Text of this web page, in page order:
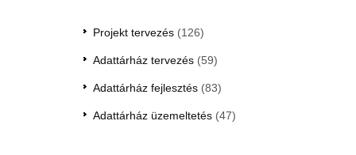
Projekt tervezés(126)
Adattárház tervezés(59)
Adattárház fejlesztés(83)
Adattárház üzemeltetés(47)